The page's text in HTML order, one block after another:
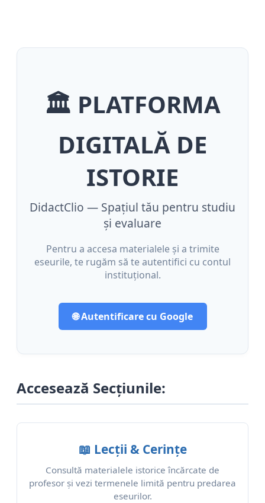
🏛️ PLATFORMA
DIGITALĂ DE
ISTORIE
DidactClio — Spațiul tău pentru studiu
și evaluare
Pentru a accesa materialele și a trimite
eseurile, te rugăm să te autentifici cu contul
instituțional.
🌐 Autentificare cu Google
Accesează Secțiunile:
📖 Lecții & Cerințe
Consultă materialele istorice încărcate de
profesor și vezi termenele limită pentru predarea
eseurilor.